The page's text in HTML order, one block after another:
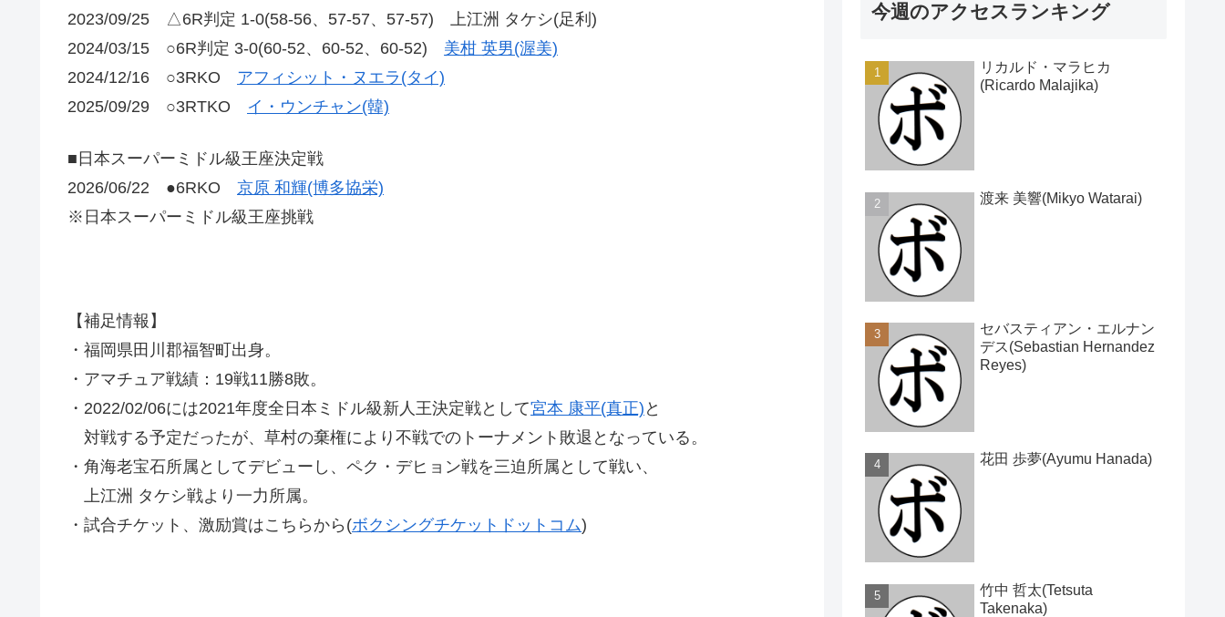
2023/09/25 △6R判定 1-0(58-56、57-57、57-57) 上江洲 タケシ(足利)
2024/03/15 ○6R判定 3-0(60-52、60-52、60-52) 美柑 英男(渥美)
2024/12/16 ○3RKO アフィシット・ヌエラ(タイ)
2025/09/29 ○3RTKO イ・ウンチャン(韓)
■日本スーパーミドル級王座決定戦
2026/06/22 ●6RKO 京原 和輝(博多協栄)
※日本スーパーミドル級王座挑戦
【補足情報】
・福岡県田川郡福智町出身。
・アマチュア戦績：19戦11勝8敗。
・2022/02/06には2021年度全日本ミドル級新人王決定戦として宮本 康平(真正) と
対戦する予定だったが、草村の棄権により不戦でのトーナメント敗退となっている。
・角海老宝石所属としてデビューし、ペク・デヒョン戦を三迫所属として戦い、
上江洲 タケシ戦より一力所属。
・試合チケット、激励賞はこちらから(ボクシングチケットドットコム)
今週のアクセスランキング
リカルド・マラヒカ
(Ricardo Malajika)
渡来 美響(Mikyo Watarai)
セバスティアン・エルナン
デス(Sebastian Hernandez
Reyes)
花田 歩夢(Ayumu Hanada)
竹中 哲太(Tetsuta
Takenaka)